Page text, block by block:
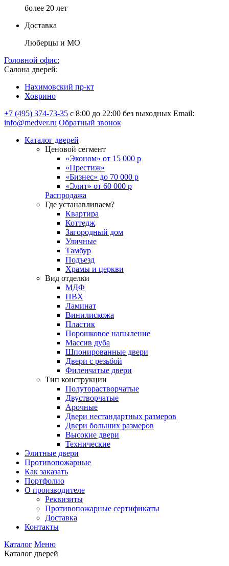
более 20 лет
Доставка
Люберцы и МО
Головной офис:
Салона дверей:
Нахимовский пр-кт
Ховрино
+7 (495) 374-73-35 с 8:00 до 22:00 без выходных Email:
info@medver.ru Обратный звонок
Каталог дверей
Ценовой сегмент
«Эконом» от 15 000 р
«Престиж»
«Бизнес» до 70 000 р
«Элит» от 60 000 р
Распродажа
Где устанавливаем?
Квартира
Коттедж
Загородный дом
Уличные
Тамбур
Подъезд
Храмы и церкви
Вид отделки
МДФ
ПВХ
Ламинат
Винилискожа
Пластик
Порошковое напыление
Массив дуба
Шпонированные двери
Двери с резьбой
Филенчатые двери
Тип конструкции
Полуторастворчатые
Двустворчатые
Арочные
Двери нестандартных размеров
Двери больших размеров
Высокие двери
Технические
Элитные двери
Противопожарные
Как заказать
Портфолио
О производителе
Реквизиты
Противопожарные сертификаты
Доставка
Контакты
Каталог Меню
Каталог дверей